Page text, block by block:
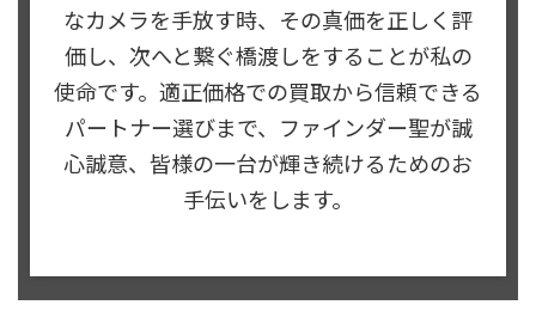
なカメラを手放す時、その真価を正しく評
価し、次へと繋ぐ橋渡しをすることが私の
使命です。適正価格での買取から信頼できる
パートナー選びまで、ファインダー聖が誠
心誠意、皆様の一台が輝き続けるためのお
手伝いをします。